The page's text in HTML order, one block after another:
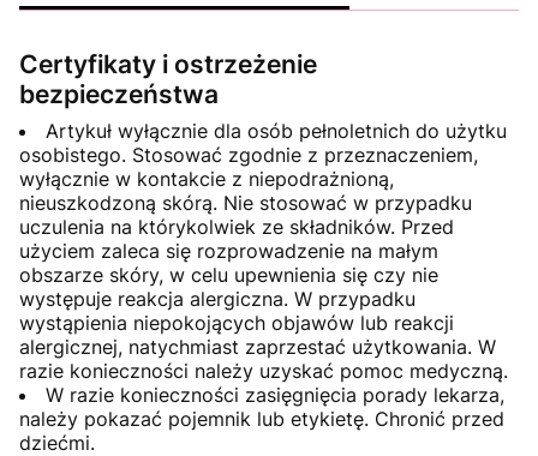
Certyfikaty i ostrzeżenie
bezpieczeństwa
Artykuł wyłącznie dla osób pełnoletnich do użytku
osobistego. Stosować zgodnie z przeznaczeniem,
wyłącznie w kontakcie z niepodrażnioną,
nieuszkodzoną skórą. Nie stosować w przypadku
uczulenia na którykolwiek ze składników. Przed
użyciem zaleca się rozprowadzenie na małym
obszarze skóry, w celu upewnienia się czy nie
występuje reakcja alergiczna. W przypadku
wystąpienia niepokojących objawów lub reakcji
alergicznej, natychmiast zaprzestać użytkowania. W
razie konieczności należy uzyskać pomoc medyczną.
W razie konieczności zasięgnięcia porady lekarza,
należy pokazać pojemnik lub etykietę. Chronić przed
dziećmi.